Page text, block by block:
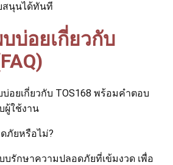
สนุนได้ทันที
บ่อยเกี่ยวกับ
อยเกี่ยวกับ TOS168 พร้อมคำตอบ
ผู้ใช้งาน
ภัยหรือไม่?
บรักษาความปลอดภัยที่เข้มงวด เพื่อ